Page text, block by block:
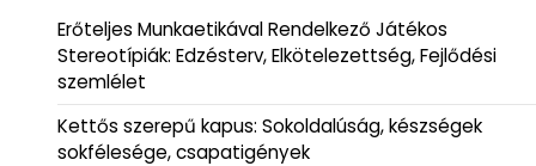
Erőteljes Munkaetikával Rendelkező Játékos
Stereotípiák: Edzésterv, Elkötelezettség, Fejlődési
szemlélet
Kettős szerepű kapus: Sokoldalúság, készségek
sokfélesége, csapatigények